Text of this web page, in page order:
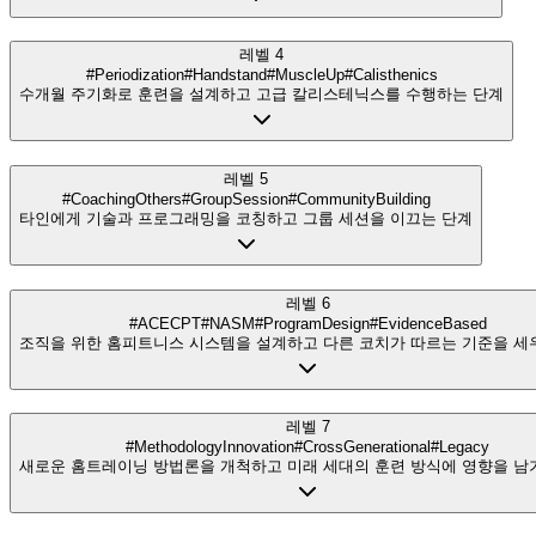
레벨 4
#Periodization#Handstand#MuscleUp#Calisthenics
수개월 주기화로 훈련을 설계하고 고급 칼리스테닉스를 수행하는 단계
레벨 5
#CoachingOthers#GroupSession#CommunityBuilding
타인에게 기술과 프로그래밍을 코칭하고 그룹 세션을 이끄는 단계
레벨 6
#ACECPT#NASM#ProgramDesign#EvidenceBased
조직을 위한 홈피트니스 시스템을 설계하고 다른 코치가 따르는 기준을 세
레벨 7
#MethodologyInnovation#CrossGenerational#Legacy
새로운 홈트레이닝 방법론을 개척하고 미래 세대의 훈련 방식에 영향을 남